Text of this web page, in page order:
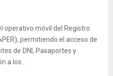
operativo móvil del Registro
permitiendo el acceso de
de DNI, Pasaportes y
a los...